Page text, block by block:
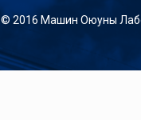
© 2016 Машин Оюуны